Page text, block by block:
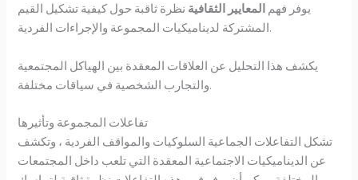
يوفر فهم المعايير الثقافية نظرة ثاقبة حول كيفية تشكيل القيم
المشتركة لديناميكيات المجموعة والإجراءات الفردية.
يكشف هذا التحليل عن العلاقات المعقدة بين الهياكل المجتمعية
والتجارب الشخصية في سياقات مختلفة.
تفاعلات المجموعة وتأثيرها
تشكل التفاعلات الجماعية السلوكيات والمواقف الفردية ، وتكشف
عن الديناميكيات الاجتماعية المعقدة التي تلعب داخل المجتمعات